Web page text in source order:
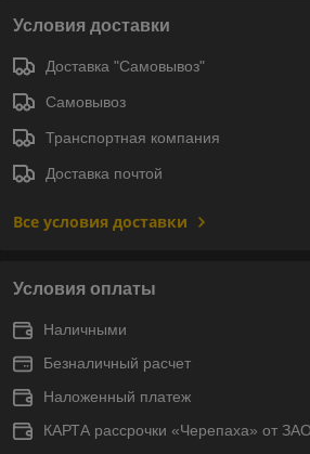
Условия доставки
Доставка "Самовывоз"
Самовывоз
Транспортная компания
Доставка почтой
Все условия доставки
Условия оплаты
Наличными
Безналичный расчет
Наложенный платеж
КАРТА рассрочки «Черепаха» от